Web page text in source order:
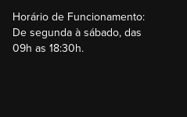
Horário de Funcionamento:
De segunda à sábado, das
09h as 18:30h.